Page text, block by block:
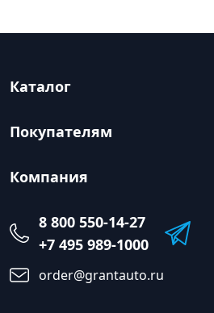
Каталог
Покупателям
Компания
8 800 550-14-27
+7 495 989-1000
order@grantauto.ru